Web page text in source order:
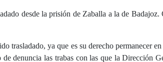
desde la prisión de Zaballa a la de Badajoz.
trasladado, ya que es su derecho permanecer
denuncia las trabas con las que la Dirección